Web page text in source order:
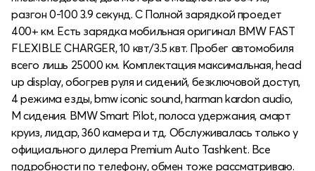
разгон 0-100 3.9 секунд. С Полной зарядкой проедет
400+ км. Есть зарядка мобильная оригинал BMW FAST
FLEXIBLE CHARGER, 10 квт/3.5 квт. Пробег автомобиля
всего лишь 25000 км. Комплектация максимальная, head
up display, обогрев руля и сидений, безключовой доступ,
4 режима езды, bmw iconic sound, harman kardon audio,
M сидения. BMW Smart Pilot, полоса удержания, смарт
круиз, лидар, 360 камера и тд. Обслуживалась только у
официального дилера Premium Auto Tashkent. Все
подробности по телефону, обмен тоже рассматриваю.